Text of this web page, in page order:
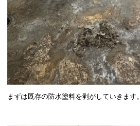
まずは既存の防水塗料を剥がしていきます。